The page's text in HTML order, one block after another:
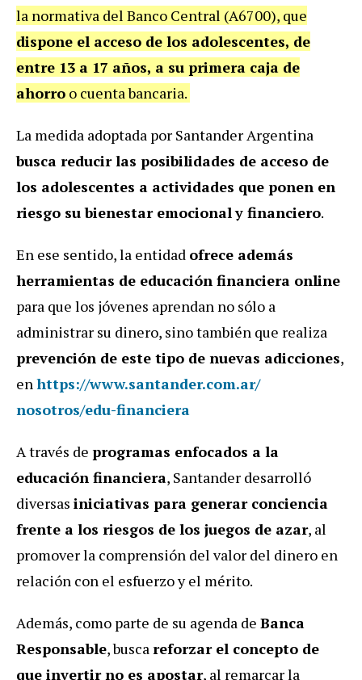
la normativa del Banco Central (A6700), que
dispone el acceso de los adolescentes, de
entre 13 a 17 años, a su primera caja de
ahorro o cuenta bancaria.
La medida adoptada por Santander Argentina
busca reducir las posibilidades de acceso de
los adolescentes a actividades que ponen en
riesgo su bienestar emocionaly financiero.
En ese sentido, la entidad ofrece además
herramientas de educación financiera online
para que los jóvenes aprendan no sólo a
administrar su dinero, sino también que realiza
prevención de este tipo de nuevas adicciones,
enhttps://www.santander.com.ar/
nosotros/edu-financiera
A través de programas enfocados a la
educación financiera, Santander desarrolló
diversas iniciativas para generar conciencia
frente a los riesgos de los juegos de azar, al
promover la comprensión del valor del dinero en
relación con el esfuerzo y el mérito.
Además, como parte de su agenda de Banca
Responsable, buscareforzar el concepto de
que invertir no es apostar, al remarcar la